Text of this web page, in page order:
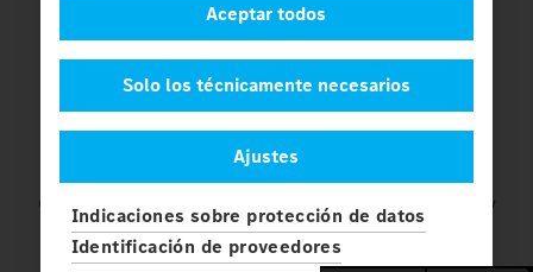
Ajustes
Solo los técnicamente necesarios
Aceptar todos
Indicaciones sobre protección de datos
Identificación de proveedores
Provider
Contacto
Protección de datos
Ajustes
© 2026 Daimler Truck AG. Reservados todos los derechos.
y
Mercedes-Benz son marcas deMercedes-Benz Group AG.